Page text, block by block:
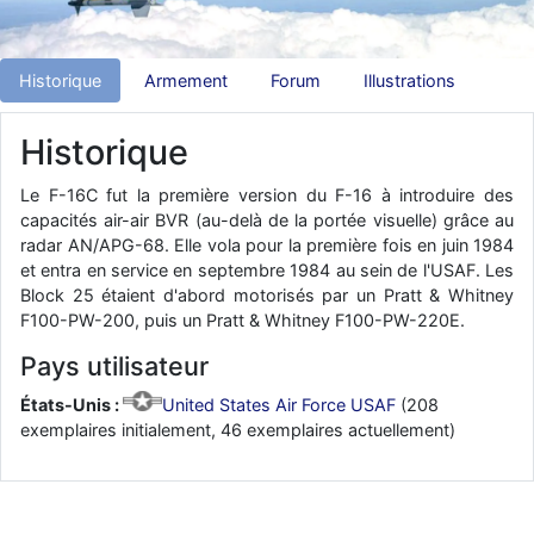
d9pouces: Joyeux Noël à tous !
d9pouces
: mais tu peux tenter l'un des rares lycées militaires
comme le Prytanée dans la Sarthe, ça ne peut pas faire de mal !
scientifique, tu as donc encore un peu de temps devant toi
yaellerigolow: bonjour a tous je suis un élève de première
passionnée par l'aviation militaire , pourrais je savoir que faire après
le lycée pour s'orienter et pouvoir devenir officier de l'armée de l'air?
d9pouces: lesquels, par exemple ?
mahmoud : bonsoir, très instructif ce site .mais nous aimerions avoir
les photo des anciens appareils de l'armée de l'air de la haute -volta
d9pouces: Ça me casse quand même bien les pieds, j’avoue
jericho: Pour moi tout est à nouveau OK dirait-on… Merci à toi.
d9pouces: En espérant n’avoir coupé les accessoires de personne
Historique Armement Forum Illustrations
Historique
Le F-16C fut la première version du F-16 à introduire des
capacités air-air BVR (au-delà de la portée visuelle) grâce au
radar AN/APG-68. Elle vola pour la première fois en juin 1984
et entra en service en septembre 1984 au sein de l'USAF. Les
Block 25 étaient d'abord motorisés par un Pratt & Whitney
F100-PW-200, puis un Pratt & Whitney F100-PW-220E.
Pays utilisateur
États-Unis : United States Air Force USAF(208
exemplaires initialement, 46 exemplaires actuellement)